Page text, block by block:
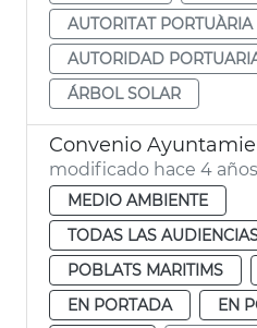
AUTORITAT PORTUÀRIA
AUTORIDAD
ÁRBOL SOLAR
modificado hace 4 años
MEDIO AMBIENTE
TODAS LAS
POBLATS MARITIMS
EN PORTADA
EN